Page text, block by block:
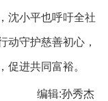
沈小平也呼吁全社
动守护慈善初心，
促进共同富裕。
编辑:孙秀杰